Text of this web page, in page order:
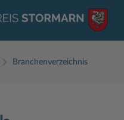
Branchenverzeichnis